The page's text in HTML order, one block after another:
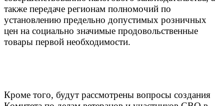
также передаче регионам полномочий по
установлению предельно допустимых розничных
цен на социально значимые продовольственные
товары первой необходимости.
Кроме того, будут рассмотрены вопросы создания